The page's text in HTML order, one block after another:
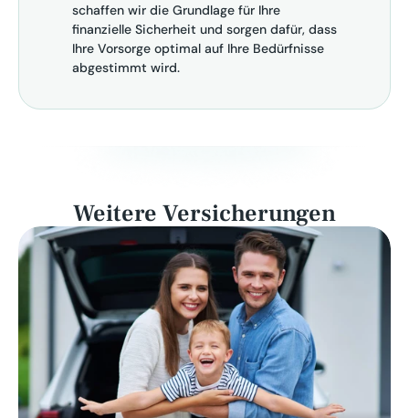
schaffen wir die Grundlage für Ihre
finanzielle Sicherheit und sorgen dafür, dass
Ihre Vorsorge optimal auf Ihre Bedürfnisse
abgestimmt wird.
Weitere Versicherungen